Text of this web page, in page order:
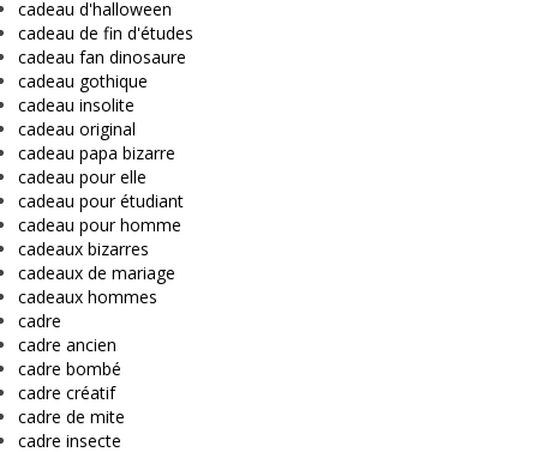
cadeau d'halloween
cadeau de fin d'études
cadeau fan dinosaure
cadeau gothique
cadeau insolite
cadeau original
cadeau papa bizarre
cadeau pour elle
cadeau pour étudiant
cadeau pour homme
cadeaux bizarres
cadeaux de mariage
cadeaux hommes
cadre
cadre ancien
cadre bombé
cadre créatif
cadre de mite
cadre insecte